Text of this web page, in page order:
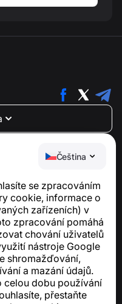
Čeština
se zpracováním
cookie, informace o
zařízeních) v
zpracování pomáhá
chování uživatelů
nástroje Google
shromažďování,
a mazání údajů.
celou dobu používání
přestaňte
vás chrání před
nevyžádanými
GDPR: